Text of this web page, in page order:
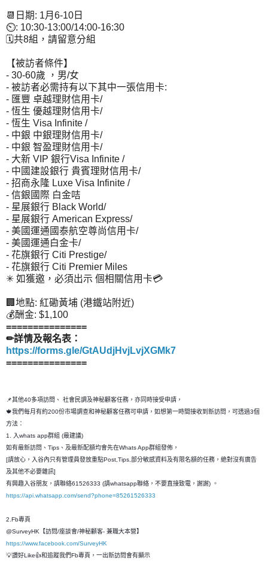
📆日期: 1月6-10日
⏲: 10:30-13:00/14:00-16:30
🗓共8組，請留意分組
【被訪者條件】
- 30-60歲 ，男/女
- 被訪者必需持有以下其中一張信用卡:
- 匯豐 卓越理財信用卡/
- 恆生 優越理財信用卡/
- 恆生 Visa Infinite /
- 中銀 中銀理財信用卡/
- 中銀 智盈理財信用卡/
- 大新 VIP 銀行Visa Infinite /
- 中國建設銀行 貴賓理財信用卡/
- 招商永隆 Luxe Visa Infinite /
- 信銀國際 白金咭
- 星展銀行 Black World/
- 星展銀行 American Express/
- 美國運通國泰航空尊尚信用卡/
- 美國運通白金卡/
- 花旗銀行 Citi Prestige/
- 花旗銀行 Citi Premier Miles
✳ 如獲邀，必須出示 個相關信用卡💳
🏢地點: 紅磡黃埔 (港鐵站附近)
💰酬金: $1,100
===============
✏詳情及報名表：
https://forms.gle/GtAUdjHvjLvjXGMk7
===============
📌其他40多項訪問、 社會民調及神秘顧客任務，亦同時接受申請，
🍁我們每月有約200份市場調查和神秘顧客任務可申請，如想第一時間接收到新訪問，可透過3個
方法：
1. 入whats app群組 (最建議)
如有最新訪問、Tips、及最新配額均會先在Whats App群組發佈，
[請放心，入谷內只有管理員發放重點Post,Tips,部分敏感資料及有限名額的任務，絶對沒有廣告
及其他不必要雜訊]
有興趣入谷朋友，請聯絡61526333 (請whatsapp聯絡，不要直接致電，謝謝) 。
https://api.whatsapp.com/send?phone=85261526333
2.Fb專頁
@SurveyHK【訪問/座談會/神秘顧客- 兼職大本營】
https://www.facebook.com/SurveyHK
💡讚好Like👍和追蹤我們Fb專頁，一出新訪問會有顯示